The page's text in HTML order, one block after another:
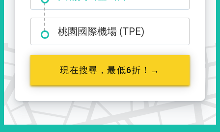
桃園國際機場 (TPE)
現在搜尋，最低6折！→